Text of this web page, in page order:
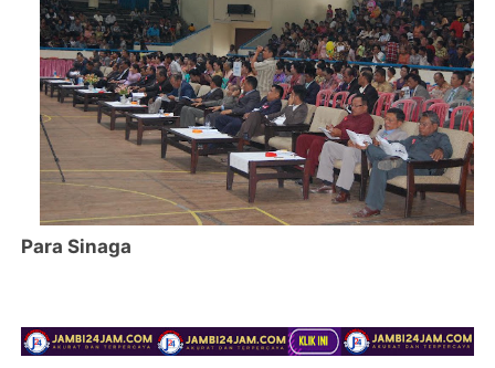
Para Sinaga